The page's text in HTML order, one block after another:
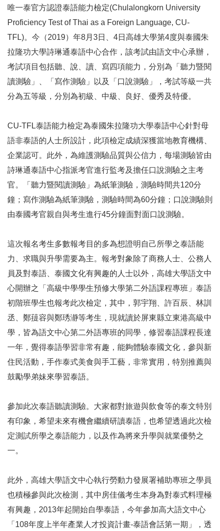
唯一泰官方認證泰語能力檢定(Chulalongkorn University
Proficiency Test of Thai as a Foreign Language, CU-
TFL)。今（2019）年8月3日、4日高雄大學第4度與泰國朱
拉隆功大學詩琳通泰語中心合作，該考試由語文中心承辦，
考試項目包括聽、說、讀、寫四項能力，分別為「聽力暨閱
讀測驗」、「寫作測驗」以及「口說測驗」，考試等級一共
分為五等級，分別為初級、中級、良好、優秀及特優。
CU-TFL泰語能力檢定為泰國朱拉隆功大學泰語中心針對母
語非泰語的人士所設計，此項檢定成績深獲當地教育機構、
企業認可。此外，為維護測驗品質與公信力，每場測驗皆由
詩琳通泰語中心指派考官進行監考及擔任口說測驗之主考
官。「聽力暨閱讀測驗」為紙筆測驗，測驗時間共120分
鐘；寫作測驗為紙筆測驗，測驗時間為60分鐘；口說測驗則
由泰國考官親自與考生進行45分鐘面對面口說測驗。
這次報名考生多數報考目的多為想證明自己所學之泰語能
力、求職與升學需要為主。報考對象除了商務人士、公務人
員及對泰語、泰國文化有興趣的人士以外，高雄大學語文中
心開辦之「高級中學學生預修大學第二外語課程專班」泰語
初階班學生也報考此次檢定，其中，郭宇翔、許百辰、林訓
丞、鄭䔶容與鄭琇瀞等考生，現就讀於屏東縣立東港高級中
學，皆為語文中心第二外語專班的同學，修習泰語課程長達
一年，覺得泰語學習非常有趣，能夠體驗泰國文化，參與新
住民活動，手作泰式美食與手工藝，非常實用，特別推薦與
鼓勵學弟妹來學習泰語。
參加此次泰語聽讀測驗。大家都對旅遊與飲食等的泰文特別
有印象，希望未來有機會繼續研讀泰語，也希望透過此次檢
定測試所學之泰語能力，以及作為將來升學與就業優勢之
一。
此外，高雄大學語文中心執行勞動力發展署補助專班之學員
也積極參與此次檢測，其中房佳儀考生本身為對泰式料理極
有興趣，2013年起開始自學泰語，今年參加高大語文中心
「108年度上半年產業人才投資計畫-泰語會話第一期」，透